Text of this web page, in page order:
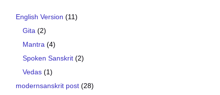
English Version (11)
Gita (2)
Mantra (4)
Spoken Sanskrit (2)
Vedas (1)
modernsanskrit post (28)